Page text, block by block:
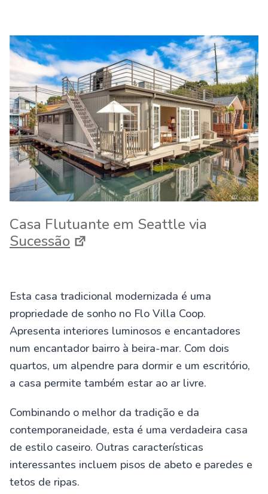
Casa Flutuante em Seattle via
Sucessão
Esta casa tradicional modernizada é uma
propriedade de sonho no Flo Villa Coop.
Apresenta interiores luminosos e encantadores
num encantador bairro à beira-mar. Com dois
quartos, um alpendre para dormir e um escritório,
a casa permite também estar ao ar livre.
Combinando o melhor da tradição e da
contemporaneidade, esta é uma verdadeira casa
de estilo caseiro. Outras características
interessantes incluem pisos de abeto e paredes e
tetos de ripas.